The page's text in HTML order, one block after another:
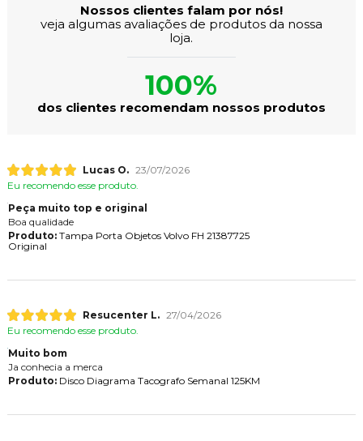
Nossos clientes falam por nós!
veja algumas avaliações de produtos da nossa
loja.
100%
dos clientes recomendam nossos produtos
Lucas O. 23/07/2026
Eu recomendo esse produto.
Peça muito top e original
Boa qualidade
Produto:Tampa Porta Objetos Volvo FH 21387725
Original
Resucenter L. 27/04/2026
Eu recomendo esse produto.
Muito bom
Ja conhecia a merca
Produto:Disco Diagrama Tacografo Semanal 125KM